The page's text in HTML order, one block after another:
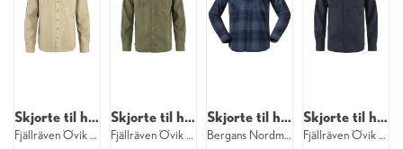
Skjorte til herre
Fjällräven Övik Travel Shirt M 195
Skjorte til herre
Fjällräven Övik Travel Shirt M 620
Skjorte til herre
Bergans Nordmarka Flannel Shirt M 25692
Skjorte til herre
Fjällräven Övik Travel Shirt M 555